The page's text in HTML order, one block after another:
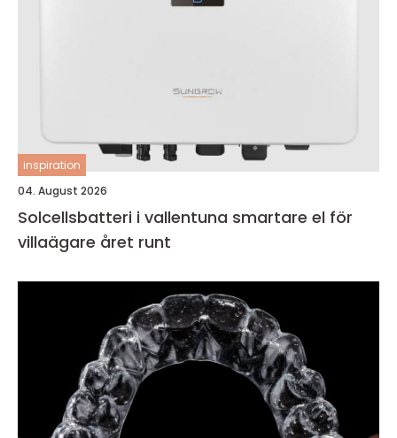
inspiration
04. August 2026
Solcellsbatteri i vallentuna smartare el för
villaägare året runt